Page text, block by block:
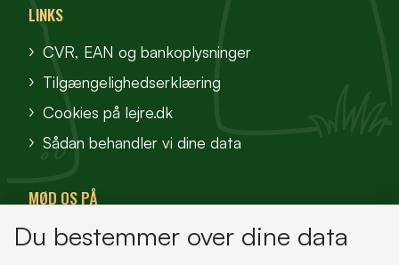
LINKS
CVR, EAN og bankoplysninger
Tilgængelighedserklæring
Cookies på lejre.dk
Sådan behandler vi dine data
MØD OS PÅ
VisitFjordlandet
Du bestemmer over dine data